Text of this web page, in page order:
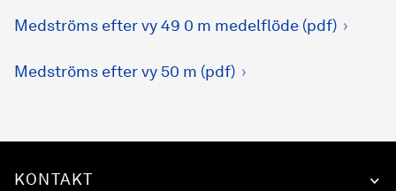
Medströms efter vy 49 0 m medelflöde (pdf)
Medströms efter vy 50 m (pdf)
KONTAKT